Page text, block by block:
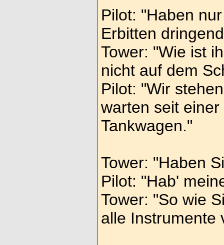
Pilot: "Haben
Erbitten
Tower: "Wie ist
nicht auf dem
Pilot: "Wir
warten seit
Tankwagen."
Tower: "Haben
Pilot: "Hab'
Tower: "So wie
alle Instrumente